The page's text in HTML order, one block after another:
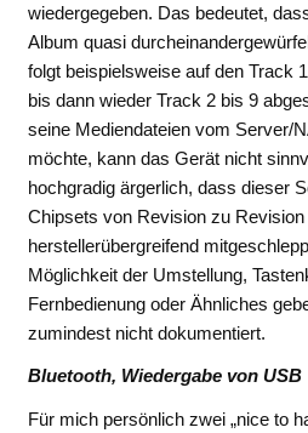
wiedergegeben. Das bedeutet,
Album quasi
folgt beispielsweise auf den Track
bis dann wieder Track 2 bis 9
seine Mediendateien vom Server/
möchte, kann das Gerät nicht
hochgradig ärgerlich, dass dieser
Chipsets von Revision zu
herstellerübergreifend
Möglichkeit der Umstellung,
Fernbedienung oder Ähnliches
zumindest nicht dokumentiert.
Bluetooth, Wiedergabe von USB
Für mich persönlich zwei „nice to